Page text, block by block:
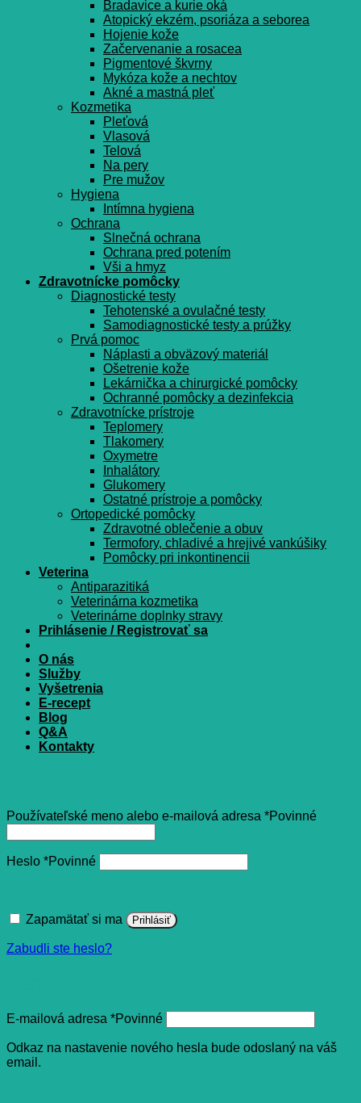
Bradavice a kurie oká
Atopický ekzém, psoriáza a seborea
Hojenie kože
Začervenanie a rosacea
Pigmentové škvrny
Mykóza kože a nechtov
Akné a mastná pleť
Kozmetika
Pleťová
Vlasová
Telová
Na pery
Pre mužov
Hygiena
Intímna hygiena
Ochrana
Slnečná ochrana
Ochrana pred potením
Vši a hmyz
Zdravotnícke pomôcky
Diagnostické testy
Tehotenské a ovulačné testy
Samodiagnostické testy a prúžky
Prvá pomoc
Náplasti a obväzový materiál
Ošetrenie kože
Lekárnička a chirurgické pomôcky
Ochranné pomôcky a dezinfekcia
Zdravotnícke prístroje
Teplomery
Tlakomery
Oxymetre
Inhalátory
Glukomery
Ostatné prístroje a pomôcky
Ortopedické pomôcky
Zdravotné oblečenie a obuv
Termofory, chladivé a hrejivé vankúšiky
Pomôcky pri inkontinencii
Veterina
Antiparazitiká
Veterinárna kozmetika
Veterinárne doplnky stravy
Prihlásenie / Registrovať sa
O nás
Služby
Vyšetrenia
E-recept
Blog
Q&A
Kontakty
Používateľské meno alebo e-mailová adresa *Povinné
Heslo *Povinné
Zapamätať si ma Prihlásiť
Zabudli ste heslo?
E-mailová adresa *Povinné
Odkaz na nastavenie nového hesla bude odoslaný na váš
email.